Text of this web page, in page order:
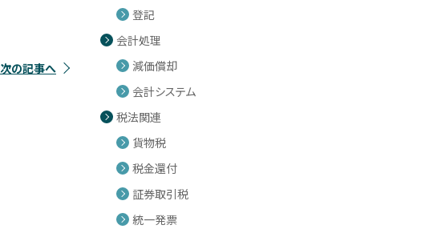
次の記事へ
登記
会計処理
減価償却
会計システム
税法関連
貨物税
税金還付
証券取引税
統一発票